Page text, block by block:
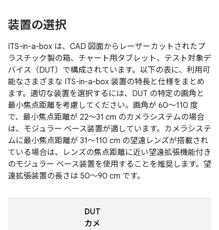
装置の選択
ITS-in-a-box は、CAD 図面からレーザーカットされたプ
ラスチック製の箱、チャート用タブレット、テスト対象デ
バイス（DUT）で構成されています。以下の表に、利用可
能なさまざまな ITS-in-a-box 装置の特長と仕様をまとめ
ます。適切な装置を選択するには、DUT の特定の画角と
最小焦点距離を考慮してください。画角が 60～110 度
で、最小焦点距離が 22～31 cm のカメラシステムの場合
は、モジュラー ベース装置が適しています。カメラシステ
ムに最小焦点距離が 31～110 cm の望遠レンズが搭載され
ている場合は、レンズの焦点距離に近い望遠拡張機能付き
のモジュラー ベース装置を使用することを推奨します。望
遠拡張装置の長さは 50～90 cm です。
DUT
カメ